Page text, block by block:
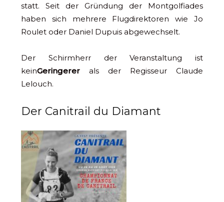
statt. Seit der Gründung der Montgolfiades
haben sich mehrere Flugdirektoren wie Jo
Roulet oder Daniel Dupuis abgewechselt.
Der Schirmherr der Veranstaltung ist
keinGeringerer als der Regisseur Claude
Lelouch.
Der Canitrail du Diamant